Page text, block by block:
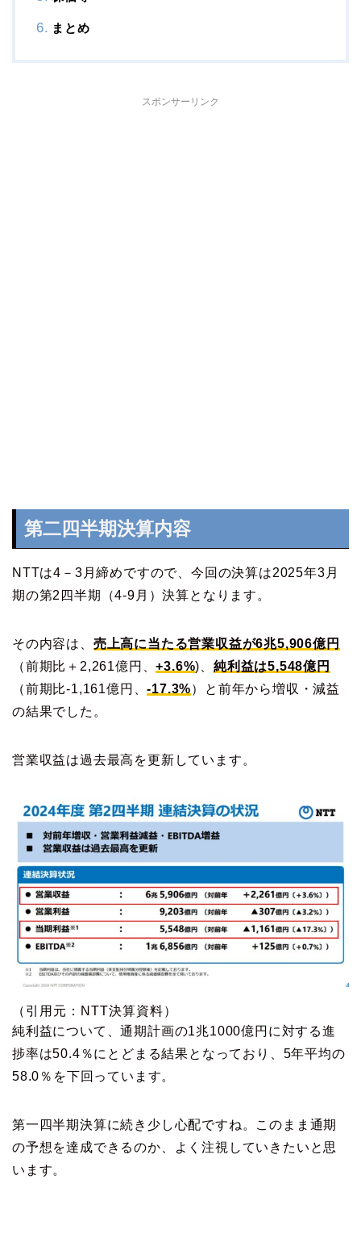
まとめ
スポンサーリンク
第二四半期決算内容
NTTは4－3月締めですので、今回の決算は2025年3月
期の第2四半期（4-9月）決算となります。
その内容は、 売上高に当たる営業収益が6兆5,906億円
（前期比＋2,261億円、+3.6%)、純利益は5,548億円
（前期比-1,161億円、-17.3%）と前年から増収・減益
の結果でした。
営業収益は過去最高を更新しています。
（引用元：NTT決算資料）
純利益について、通期計画の1兆1000億円に対する進
捗率は50.4％にとどまる結果となっており、5年平均の
58.0％を下回っています。
第一四半期決算に続き少し心配ですね。このまま通期
の予想を達成できるのか、よく注視していきたいと思
います。